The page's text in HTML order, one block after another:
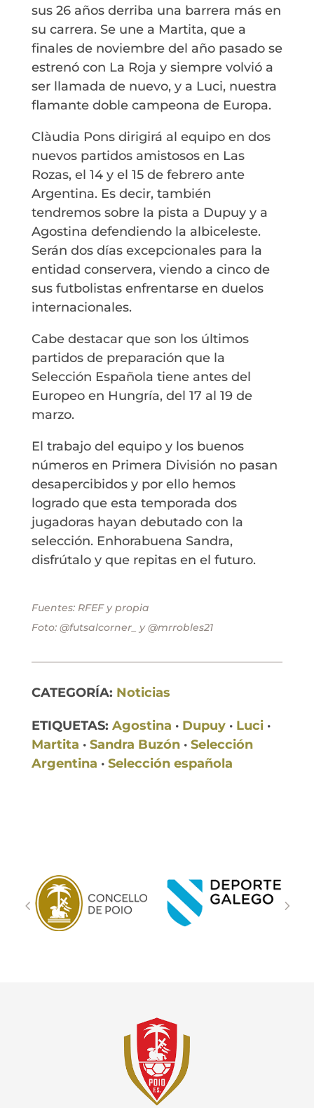
sus 26 años derriba una barrera más en
su carrera. Se une a Martita, que a
finales de noviembre del año pasado se
estrenó con La Roja y siempre volvió a
ser llamada de nuevo, y a Luci, nuestra
flamante doble campeona de Europa.
Clàudia Pons dirigirá al equipo en dos
nuevos partidos amistosos en Las
Rozas, el 14 y el 15 de febrero ante
Argentina. Es decir, también
tendremos sobre la pista a Dupuy y a
Agostina defendiendo la albiceleste.
Serán dos días excepcionales para la
entidad conservera, viendo a cinco de
sus futbolistas enfrentarse en duelos
internacionales.
Cabe destacar que son los últimos
partidos de preparación que la
Selección Española tiene antes del
Europeo en Hungría, del 17 al 19 de
marzo.
El trabajo del equipo y los buenos
números en Primera División no pasan
desapercibidos y por ello hemos
logrado que esta temporada dos
jugadoras hayan debutado con la
selección. Enhorabuena Sandra,
disfrútalo y que repitas en el futuro.
Fuentes: RFEF y propia
Foto: @futsalcorner_ y @mrrobles21
CATEGORÍA: Noticias
ETIQUETAS: Agostina · Dupuy· Luci·
Martita · Sandra Buzón· Selección
Argentina · Selección española